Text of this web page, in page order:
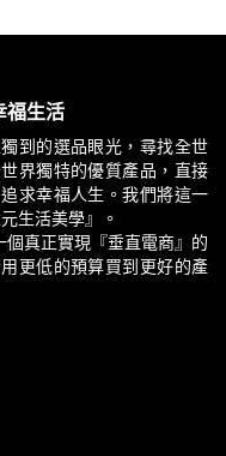
福生活
到的選品眼光，尋找全世
界獨特的優質產品，直接
求幸福人生。我們將這一
生活美學』。
真正實現『垂直電商』的
更低的預算買到更好的產